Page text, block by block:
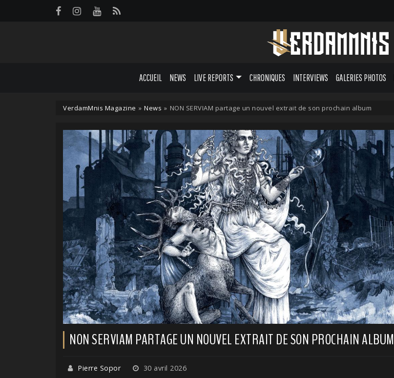
ACCUEIL NEWS LIVE REPORTS CHRONIQUES INTERVIEWS GALERIES PHOTOS
VerdamMnis Magazine » News » NON SERVIAM partage un nouvel extrait de son prochain album
NON SERVIAM PARTAGE UN NOUVEL EXTRAIT DE SON PROCHAIN ALBUM
Pierre Sopor 30 avril 2026
Panneau de gestion des cookies